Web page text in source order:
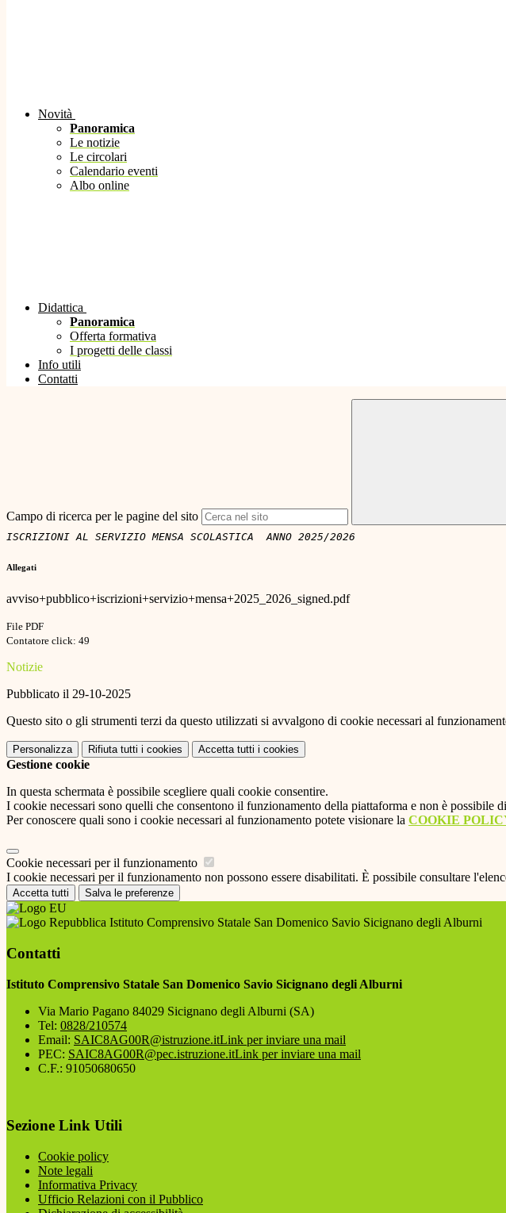
Novità
Panoramica
Le notizie
Le circolari
Calendario eventi
Albo online
Didattica
Panoramica
Offerta formativa
I progetti delle classi
Info utili
Contatti
Campo di ricerca per le pagine del sito
ISCRIZIONI AL SERVIZIO MENSA SCOLASTICA  ANNO 2025/2026
Allegati
avviso+pubblico+iscrizioni+servizio+mensa+2025_2026_signed.pdf
File PDF
Contatore click: 49
Notizie
Pubblicato il 29-10-2025
Questo sito o gli strumenti terzi da questo utilizzati si avvalgono di cookie necessari al
Personalizza Rifiuta tutti i cookies Accetta tutti i cookies
Gestione cookie
In questa schermata è possibile scegliere quali cookie consentire.
I cookie necessari sono quelli che consentono il funzionamento della piattaforma e non è possibile
Per conoscere quali sono i cookie necessari al funzionamento potete visionare la COOKIE
Cookie necessari per il funzionamento
I cookie necessari per il funzionamento non possono essere disabilitati. È possibile consultare
Accetta tutti Salva le preferenze
Istituto Comprensivo Statale San Domenico Savio Sicignano degli Alburni
Contatti
Istituto Comprensivo Statale San Domenico Savio Sicignano degli Alburni
Via Mario Pagano 84029 Sicignano degli Alburni (SA)
Tel: 0828/210574
Email: SAIC8AG00R@istruzione.itLink per inviare una mail
PEC: SAIC8AG00R@pec.istruzione.itLink per inviare una mail
C.F.: 91050680650
Sezione Link Utili
Cookie policy
Note legali
Informativa Privacy
Ufficio Relazioni con il Pubblico